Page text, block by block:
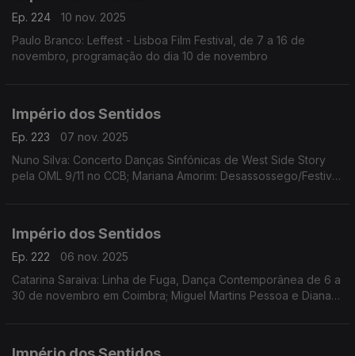
Ep. 224
10 nov. 2025
Paulo Branco: Leffest - Lisboa Film Festival, de 7 a 16 de
novembro, programação do dia 10 de novembro
Império dos Sentidos
Ep. 223
07 nov. 2025
Nuno Silva: Concerto Danças Sinfónicas de West Side Story
pela OML 9/11 no CCB; Mariana Amorim: Desassossego/Festival
Império dos Sentidos
Ep. 222
06 nov. 2025
Catarina Saraiva: Linha de Fuga, Dança Contemporânea de 6 a
30 de novembro em Coimbra; Miguel Martins Pessoa e Diana